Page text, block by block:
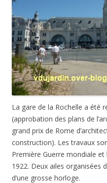
(approbation des plans de
grand prix de Rome
construction). Les travaux
Première Guerre mondiale et
1922. Deux ailes organisées
d’une grosse horloge.